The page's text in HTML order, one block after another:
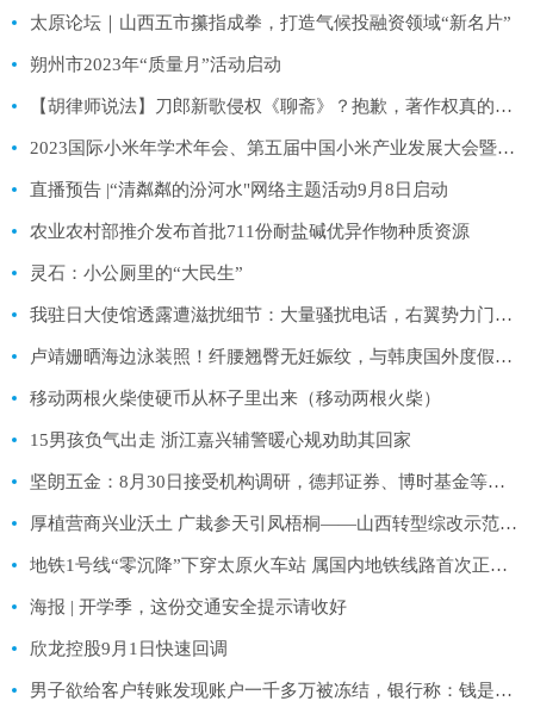
太原论坛｜山西五市攥指成拳，打造气候投融资领域“新名片”
朔州市2023年“质量月”活动启动
【胡律师说法】刀郎新歌侵权《聊斋》？抱歉，著作权真的会过期
2023国际小米年学术年会、第五届中国小米产业发展大会暨中国（兴县）首届杂粮产业博览会开幕
直播预告 |“清粼粼的汾河水"网络主题活动9月8日启动
农业农村部推介发布首批711份耐盐碱优异作物种质资源
灵石：小公厕里的“大民生”
我驻日大使馆透露遭滋扰细节：大量骚扰电话，右翼势力门前闹事
卢靖姗晒海边泳装照！纤腰翘臀无妊娠纹，与韩庚国外度假太甜蜜
移动两根火柴使硬币从杯子里出来（移动两根火柴）
15男孩负气出走 浙江嘉兴辅警暖心规劝助其回家
坚朗五金：8月30日接受机构调研，德邦证券、博时基金等多家机构参与
厚植营商兴业沃土 广栽参天引凤梧桐——山西转型综改示范区晋中开发区全方位打造一流营商环境系列报道之一
地铁1号线“零沉降”下穿太原火车站 属国内地铁线路首次正交下穿特等火车站历史建筑群
海报 | 开学季，这份交通安全提示请收好
欣龙控股9月1日快速回调
男子欲给客户转账发现账户一千多万被冻结，银行称：钱是我们的